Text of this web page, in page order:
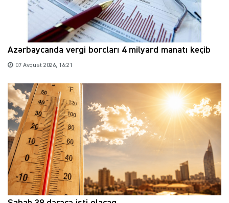
Azərbaycanda vergi borcları 4 milyard manatı keçib
07 Avqust 2026, 16:21